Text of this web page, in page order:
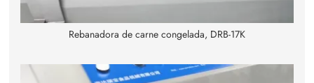
Rebanadora de carne congelada, DRB-17K